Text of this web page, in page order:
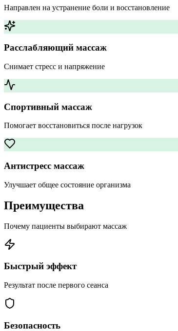
Направлен на устранение боли и восстановление
Расслабляющий массаж
Снимает стресс и напряжение
Спортивный массаж
Помогает восстановиться после нагрузок
Антистресс массаж
Улучшает общее состояние организма
Преимущества
Почему пациенты выбирают массаж
Быстрый эффект
Результат после первого сеанса
Безопасность